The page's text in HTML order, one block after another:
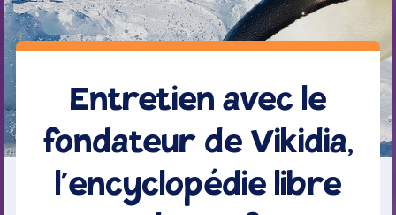
Entretien avec le
fondateur de Vikidia,
l’encyclopédie libre